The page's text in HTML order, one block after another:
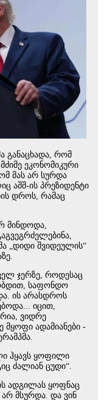
განაცხადა, რომ
ეკონომიკური
მას არ სურდა
აშშ-ის პრეზიდენტი
დროს, რამაც
მინდოდა,
„დიდი შვიდეულის“
ჯერზე, როდესაც
საფონდო
ის არასდროს
იცით,
ვიდრე
მყოფი ადამიანები -
ჰყავს ყოფილი
ძალიან ცუდი“.
ადგილას ყოფნაც
მსურდა. და ვინ